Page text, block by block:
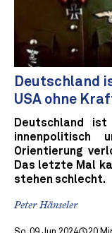
Deutschland
USA ohne
Deutschland
innenpolitisch
Orientierung
Das letzte Mal
stehen schlecht.
Peter Hänseler